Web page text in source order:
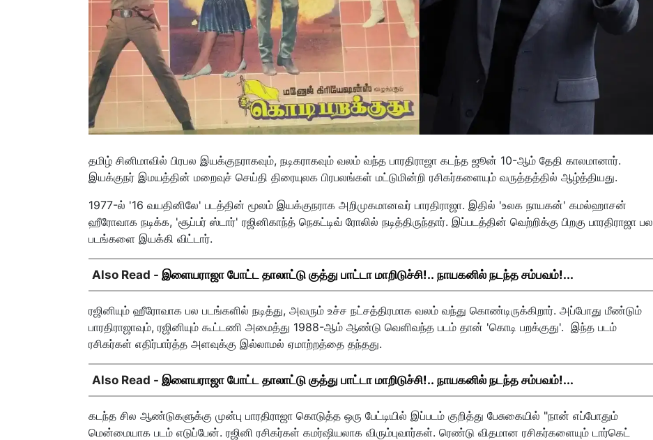
தமிழ் சினிமாவில் பிரபல இயக்குநராகவும், நடிகராகவும் வலம் வந்த பாரதிராஜா கடந்த ஜூன் 10-ஆம் தேதி காலமானார்.
இயக்குநர் இமயத்தின் மறைவுச் செய்தி திரையுலக பிரபலங்கள் மட்டுமின்றி ரசிகர்களையும் வருத்தத்தில் ஆழ்த்தியது.
1977-ல் '16 வயதினிலே' படத்தின் மூலம் இயக்குநராக அறிமுகமானவர் பாரதிராஜா. இதில் 'உலக நாயகன்' கமல்ஹாசன்
ஹீரோவாக நடிக்க, 'சூப்பர் ஸ்டார்' ரஜினிகாந்த் நெகட்டிவ் ரோலில் நடித்திருந்தார். இப்படத்தின் வெற்றிக்கு பிறகு பாரதிராஜா பல
படங்களை இயக்கி விட்டார்.
Also Read - இளையராஜா போட்ட தாலாட்டு குத்து பாட்டா மாறிடுச்சி!.. நாயகனில் நடந்த சம்பவம்!...
ரஜினியும் ஹீரோவாக பல படங்களில் நடித்து, அவரும் உச்ச நட்சத்திரமாக வலம் வந்து கொண்டிருக்கிறார். அப்போது மீண்டும்
பாரதிராஜாவும், ரஜினியும் கூட்டணி அமைத்து 1988-ஆம் ஆண்டு வெளிவந்த படம் தான் 'கொடி பறக்குது'. இந்த படம்
ரசிகர்கள் எதிர்பார்த்த அளவுக்கு இல்லாமல் ஏமாற்றத்தை தந்தது.
Also Read - இளையராஜா போட்ட தாலாட்டு குத்து பாட்டா மாறிடுச்சி!.. நாயகனில் நடந்த சம்பவம்!...
கடந்த சில ஆண்டுகளுக்கு முன்பு பாரதிராஜா கொடுத்த ஒரு பேட்டியில் இப்படம் குறித்து பேசுகையில் "நான் எப்போதும்
மென்மையாக படம் எடுப்பேன். ரஜினி ரசிகர்கள் கமர்ஷியலாக விரும்புவார்கள். ரெண்டு விதமான ரசிகர்களையும் டார்கெட்